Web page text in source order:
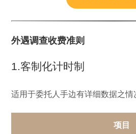
外遇调查收费准则
1.客制化计时制
适用于委托人手边有详细数据之情
项目